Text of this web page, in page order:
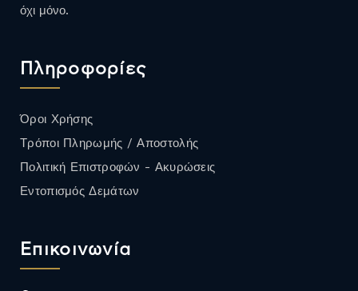
όχι μόνο.
Πληροφορίες
Όροι Χρήσης
Τρόποι Πληρωμής / Αποστολής
Πολιτική Επιστροφών - Ακυρώσεις
Εντοπισμός Δεμάτων
Επικοινωνία